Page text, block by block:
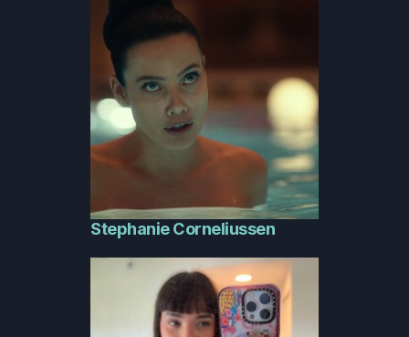
Stephanie Corneliussen